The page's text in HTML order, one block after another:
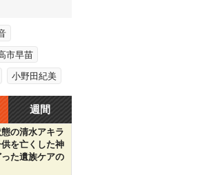
市早苗
小野田紀美
週間
の清水アキラ
を亡くした神
た遺族ケアの